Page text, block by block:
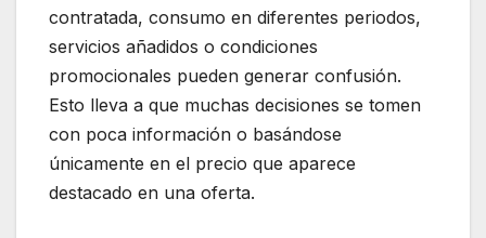
contratada, consumo en diferentes periodos,
servicios añadidos o condiciones
promocionales pueden generar confusión.
Esto lleva a que muchas decisiones se tomen
con poca información o basándose
únicamente en el precio que aparece
destacado en una oferta.